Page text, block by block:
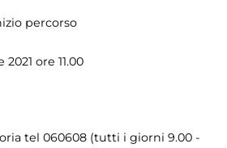
percorso
ore 11.00
tel 060608 (tutti i giorni 9.00 -